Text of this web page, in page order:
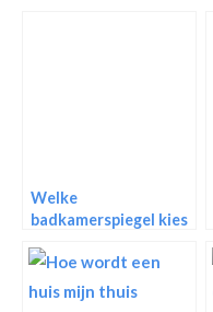
Welke
badkamerspiegel kies